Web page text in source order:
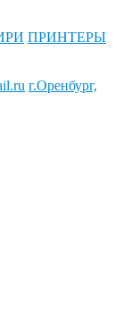
ПРИНТЕРЫ
г.Оренбург,